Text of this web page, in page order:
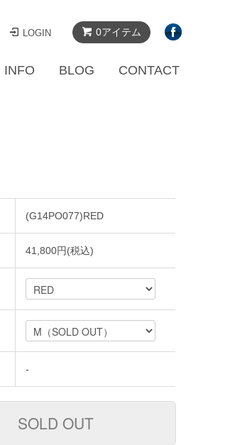
0アイテム
LOGIN
INFO BLOG CONTACT
(G14PO077)RED
41,800円(税込)
-